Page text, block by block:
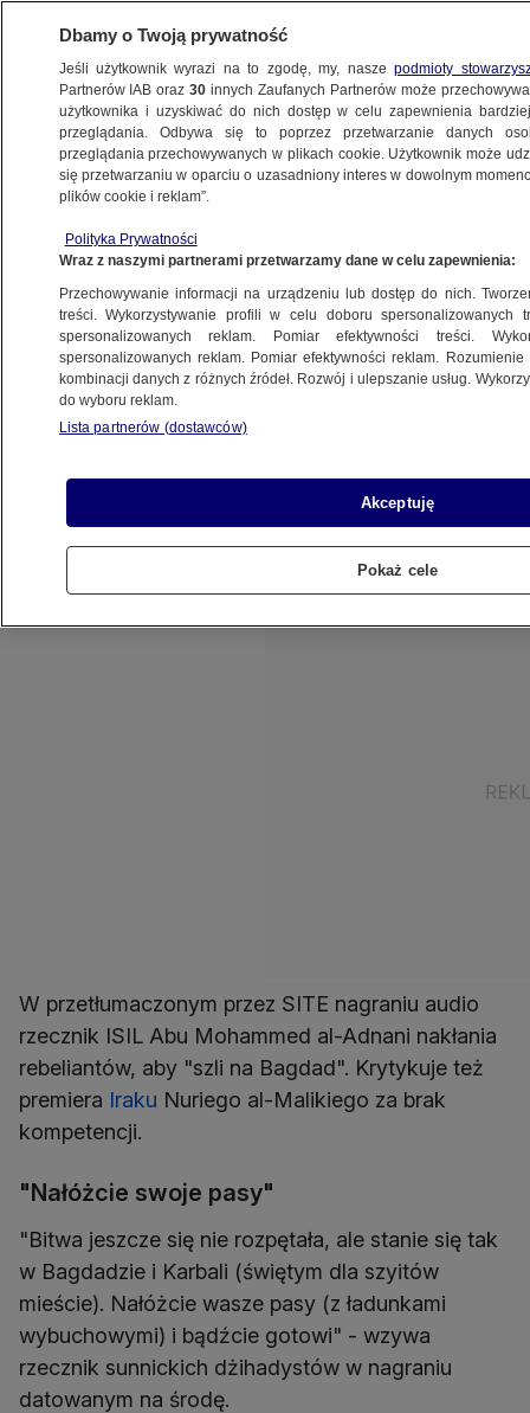
ŚWIAT
idźcie na Bagdad!
12.06.2014, 08:30
Udostępnij
Dżihadyści z Islamskiego Państwa Iraku i
zwolenników, aby posuwali się w stronę Bagdadu
- poinformował amerykański ośrodek
monitorujący działalność islamistów w internecie
W przetłumaczonym przez SITE nagraniu audio
rzecznik ISIL Abu Mohammed al-Adnani nakłania
rebeliantów, aby "szli na Bagdad". Krytykuje też
premiera Iraku Nuriego al-Malikiego za brak
kompetencji.
"Nałóżcie swoje pasy"
"Bitwa jeszcze się nie rozpętała, ale stanie się tak
w Bagdadzie i Karbali (świętym dla szyitów
mieście). Nałóżcie wasze pasy (z ładunkami
wybuchowymi) i bądźcie gotowi" - wzywa
rzecznik sunnickich dżihadystów w nagraniu
datowanym na środę.
Dbamy o Twoją prywatność
Jeśli użytkownik wyrazi na to zgodę, my, naszepodmioty
Partnerów IAB oraz30 innych Zaufanych Partnerów może
użytkownika i uzyskiwać do nich dostęp w celu zapewnienia
przeglądania. Odbywa się to poprzez przetwarzanie danych
przeglądania przechowywanych w plikach cookie. Użytkownik może
się przetwarzaniu w oparciu o uzasadniony interes w dowolnym
plików cookie i reklam”.
Polityka Prywatności
Wraz z naszymi partnerami przetwarzamy dane w celu zapewnienia:
Przechowywanie informacji na urządzeniu lub dostęp do nich.
treści. Wykorzystywanie profili w celu doboru spersonalizowanych
spersonalizowanych reklam. Pomiar efektywności treści.
spersonalizowanych reklam. Pomiar efektywności reklam.
kombinacji danych z różnych źródeł. Rozwój i ulepszanie usług.
do wyboru reklam.
Lista partnerów (dostawców)
Akceptuję
Pokaż cele